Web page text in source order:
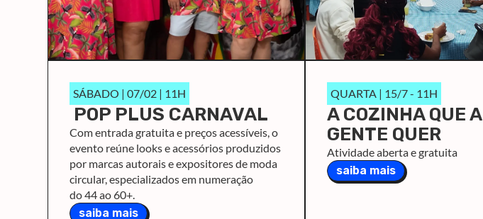
SÁBADO | 07/02 | 11H
POP PLUS CARNAVAL
Com entrada gratuita e preços acessíveis, o
evento reúne looks e acessórios produzidos
por marcas autorais e expositores de moda
circular, especializados em numeração
do 44 ao 60+.
saiba mais
QUARTA | 15/7 - 11H
A COZINHA QUE A
GENTE QUER
Atividade aberta e gratuita
saiba mais